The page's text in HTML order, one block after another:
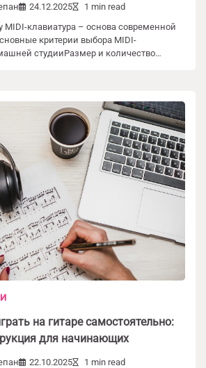
24.12.2025
1 min read
клавиатура – основа современной
критерии выбора MIDI-
студииРазмер и количество…
на гитаре самостоятельно:
для начинающих
22.10.2025
1 min read
не будет опубликован.
помечены*